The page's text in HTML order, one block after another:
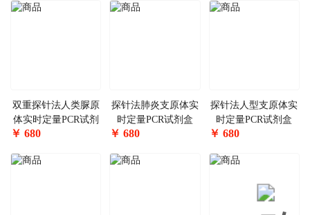
双重探针法人类脲原
体实时定量PCR试剂
￥ 680
探针法肺炎支原体实
时定量PCR试剂盒
￥ 680
探针法人型支原体实
时定量PCR试剂盒
￥ 680